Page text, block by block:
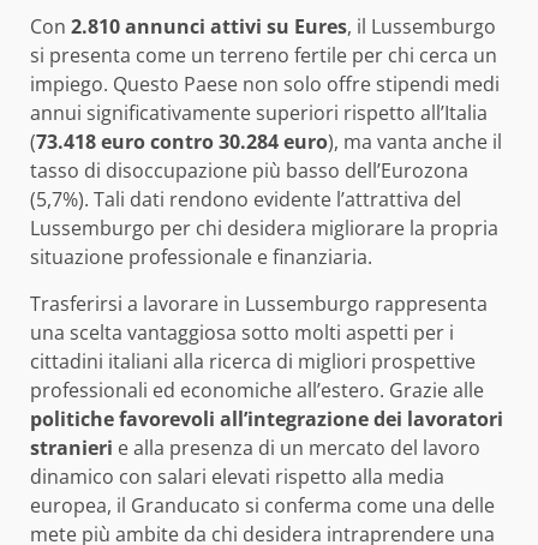
Con 2.810 annunci attivi su Eures, il Lussemburgo
si presenta come un terreno fertile per chi cerca un
impiego. Questo Paese non solo offre stipendi medi
annui significativamente superiori rispetto all’Italia
(73.418 euro contro 30.284 euro), ma vanta anche il
tasso di disoccupazione più basso dell’Eurozona
(5,7%). Tali dati rendono evidente l’attrattiva del
Lussemburgo per chi desidera migliorare la propria
situazione professionale e finanziaria.
Trasferirsi a lavorare in Lussemburgo rappresenta
una scelta vantaggiosa sotto molti aspetti per i
cittadini italiani alla ricerca di migliori prospettive
professionali ed economiche all’estero. Grazie alle
politiche favorevoli all’integrazione dei lavoratori
stranieri e alla presenza di un mercato del lavoro
dinamico con salari elevati rispetto alla media
europea, il Granducato si conferma come una delle
mete più ambite da chi desidera intraprendere una